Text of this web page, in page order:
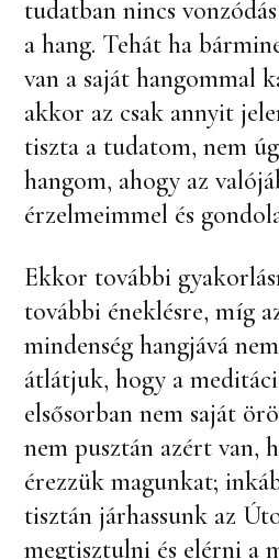
tudatban nincs
a hang. Tehát ha
van a saját hangommal
akkor az csak annyit
tiszta a tudatom, nem
hangom, ahogy az
érzelmeimmel és
Ekkor további
további éneklésre, míg
mindenség hangjává
átlátjuk, hogy a
elsősorban nem saját
nem pusztán azért van,
érezzük magunkat;
tisztán járhassunk az
megtisztulni és elérni a